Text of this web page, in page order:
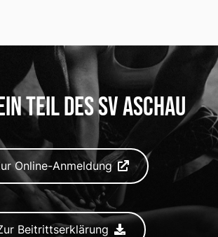
Teil des SV Aschau
Online-Anmeldung
Beitrittserklärung